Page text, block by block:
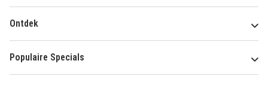
Ontdek
Populaire Specials